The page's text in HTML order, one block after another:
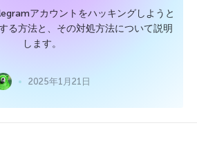
アカウントをハッキングしようと
る方法と、その対処方法について説明
します。
2025年1月21日